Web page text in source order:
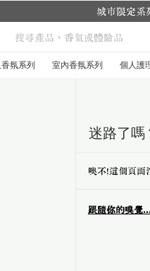
城市限定系
氛系列 室內香氛系列 個人護
迷路了嗎
噢不！這個頁面
跟隨你的嗅覺